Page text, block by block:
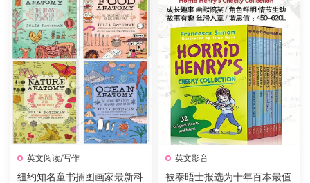
英文阅读/写作
纽约知名童书插图画家最新科
英文影音
被泰晤士报选为十年百本最值